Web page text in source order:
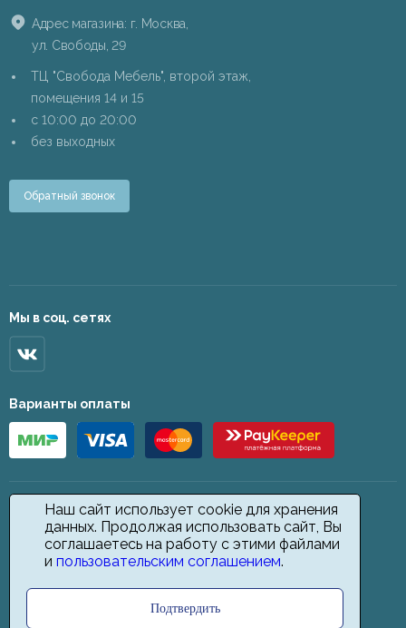
Наш сайт использует cookie для хранения
данных. Продолжая использовать сайт, Вы
соглашаетесь на работу с этими файлами
и пользовательским соглашением.
Подтвердить
Адрес магазина: г. Москва,
ул. Свободы, 29
ТЦ "Свобода Мебель", второй этаж,
помещения 14 и 15
c 10:00 до 20:00
без выходных
Обратный звонок
Мы в соц. сетях
Варианты оплаты
2026 © Star Carpet. ИП Кодиров Д. О., ИНН 361605146148. Все права